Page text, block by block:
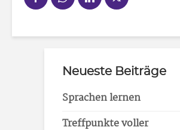
Neueste Beiträge
Sprachen lernen
Treffpunkte voller